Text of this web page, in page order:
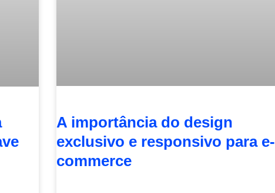
A importância do design
exclusivo e responsivo para e-
commerce